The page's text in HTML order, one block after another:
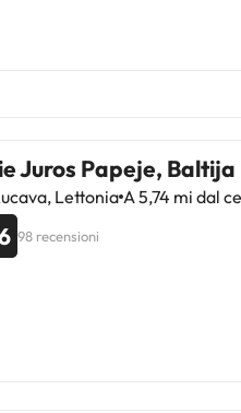
Juros Papeje, Baltija
Lettonia A 5,74 mi dal
98 recensioni